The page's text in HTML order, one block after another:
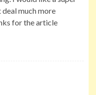
deal much more
for the article